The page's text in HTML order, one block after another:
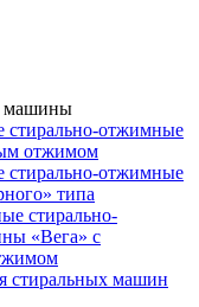
машины
стирально-отжимные
отжимом
стирально-отжимные
типа
стирально-
«Вега» с
стиральных машин